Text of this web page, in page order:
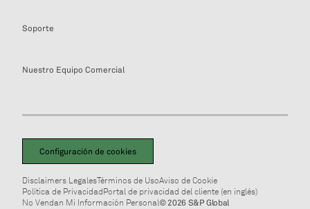
Soporte
Nuestro Equipo Comercial
Configuración de cookies
Disclaimers LegalesTérminos de UsoAviso de Cookie
Política de PrivacidadPortal de privacidad del cliente (en inglés)
No Vendan Mi Información Personal© 2026 S&P Global